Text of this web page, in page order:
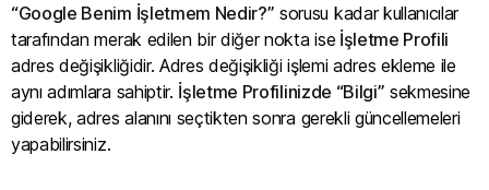
“Google Benim İşletmem Nedir?” sorusu kadar kullanıcılar
tarafından merak edilen bir diğer nokta ise İşletme Profili
adres değişikliğidir. Adres değişikliği işlemi adres ekleme ile
aynı adımlara sahiptir. İşletme Profilinizde “Bilgi” sekmesine
giderek, adres alanını seçtikten sonra gerekli güncellemeleri
yapabilirsiniz.